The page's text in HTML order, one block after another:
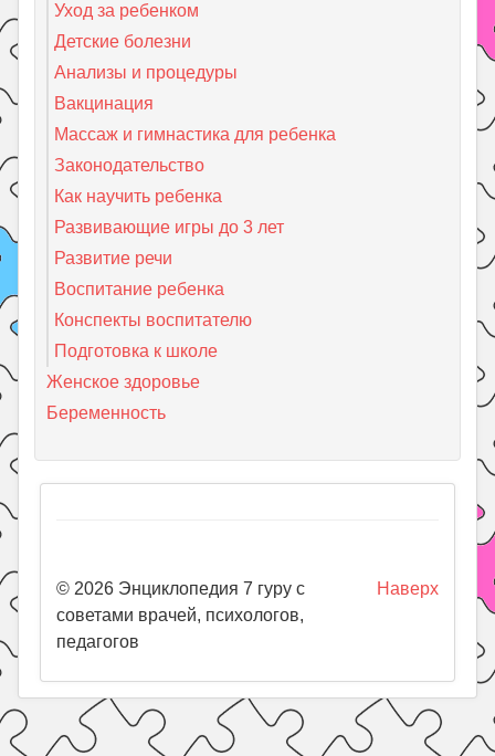
Уход за ребенком
Детские болезни
Анализы и процедуры
Вакцинация
Массаж и гимнастика для ребенка
Законодательство
Как научить ребенка
Развивающие игры до 3 лет
Развитие речи
Воспитание ребенка
Конспекты воспитателю
Подготовка к школе
Женское здоровье
Беременность
Наверх
© 2026 Энциклопедия 7 гуру с
советами врачей, психологов,
педагогов